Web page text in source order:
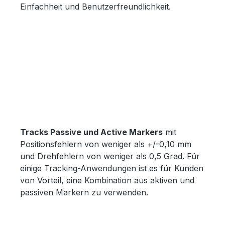
Einfachheit und Benutzerfreundlichkeit.
Tracks Passive und Active Markers mit
Positionsfehlern von weniger als +/-0,10 mm
und Drehfehlern von weniger als 0,5 Grad. Für
einige Tracking-Anwendungen ist es für Kunden
von Vorteil, eine Kombination aus aktiven und
passiven Markern zu verwenden.